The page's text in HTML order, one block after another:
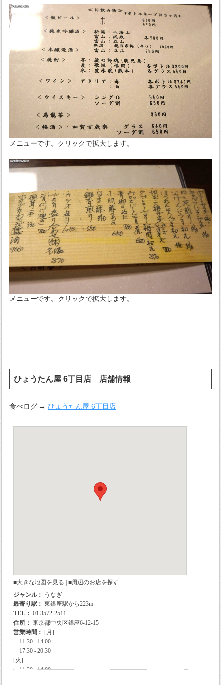
メニューです。クリックで拡大します。
メニューです。クリックで拡大します。
ひょうたん屋 6丁目店 店舗情報
食べログ →ひょうたん屋 6丁目店